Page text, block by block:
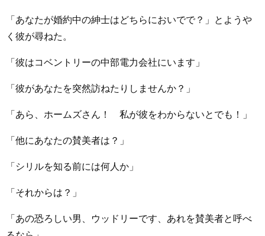
「あなたが婚約中の紳士はどちらにおいでで？」とようや
く彼が尋ねた。
「彼はコベントリーの中部電力会社にいます」
「彼があなたを突然訪ねたりしませんか？」
「あら、ホームズさん！ 私が彼をわからないとでも！」
「他にあなたの賛美者は？」
「シリルを知る前には何人か」
「それからは？」
「あの恐ろしい男、ウッドリーです、あれを賛美者と呼べ